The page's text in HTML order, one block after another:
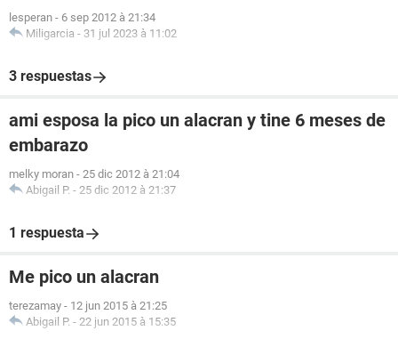
lesperan - 6 sep 2012 à 21:34
Miligarcia - 31 jul 2023 à 11:02
3 respuestas
ami esposa la pico un alacran y tine 6 meses de
embarazo
melky moran - 25 dic 2012 à 21:04
Abigail P. - 25 dic 2012 à 21:37
1 respuesta
Me pico un alacran
terezamay - 12 jun 2015 à 21:25
Abigail P. - 22 jun 2015 à 15:35